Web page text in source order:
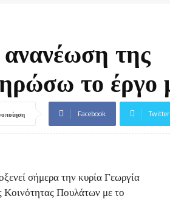
της
το έργο
Facebook Twitter
σήμερα την κυρία Γεωργία
Κοινότητας Πουλάτων με το